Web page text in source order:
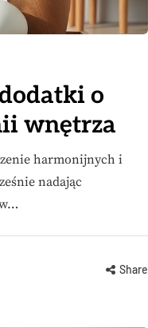
o
wnętrza
harmonijnych i
nadając
Share